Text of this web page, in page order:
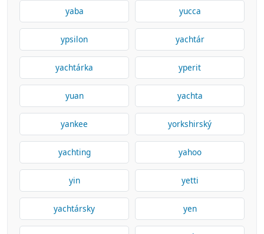
yaba yucca
ypsilon yachtár
yachtárka yperit
yuan yachta
yankee yorkshirský
yachting yahoo
yin yetti
yachtársky yen